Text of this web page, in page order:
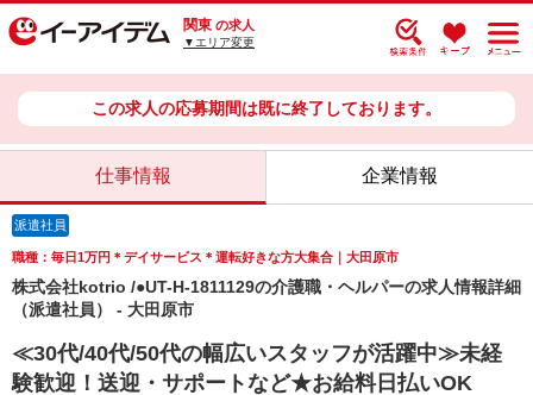
関東 の求人
▼エリア変更
この求人の応募期間は既に終了しております。
仕事情報 企業情報
派遣社員
職種：毎日1万円＊デイサービス＊運転好きな方大集合｜大田原市
株式会社kotrio /●UT-H-1811129の介護職・ヘルパーの求人情報詳細
（派遣社員） - 大田原市
≪30代/40代/50代の幅広いスタッフが活躍中≫未経
験歓迎！送迎・サポートなど★お給料日払いOK